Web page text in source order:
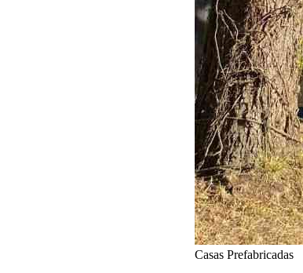
Casas Prefabricadas